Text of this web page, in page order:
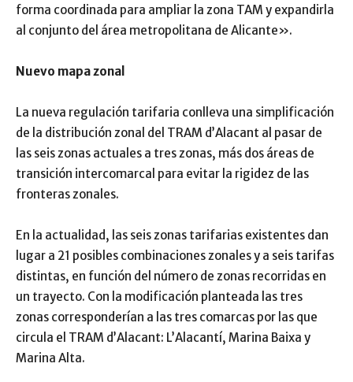
forma coordinada para ampliar la zona TAM y expandirla
al conjunto del área metropolitana de Alicante».
Nuevo mapa zonal
La nueva regulación tarifaria conlleva una simplificación
de la distribución zonal del TRAM d’Alacant al pasar de
las seis zonas actuales a tres zonas, más dos áreas de
transición intercomarcal para evitar la rigidez de las
fronteras zonales.
En la actualidad, las seis zonas tarifarias existentes dan
lugar a 21 posibles combinaciones zonales y a seis tarifas
distintas, en función del número de zonas recorridas en
un trayecto. Con la modificación planteada las tres
zonas corresponderían a las tres comarcas por las que
circula el TRAM d’Alacant: L’Alacantí, Marina Baixa y
Marina Alta.